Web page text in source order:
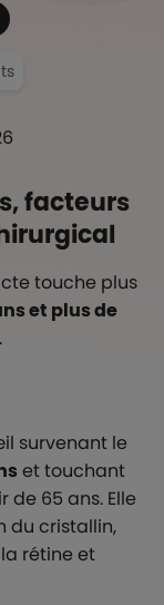
facteurs
touche plus
et plus de
.
survenant le
et touchant
de 65 ans. Elle
du cristallin,
rétine et